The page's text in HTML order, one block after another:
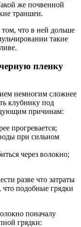
же почвенной
траншеи.
том, что в ней дольше
такие
пленку
немногим сложнее
клубнику под
причинам:
прогревается;
при сильном
через волокно;
разве что затраты
подобные грядки
поначалу
грядки: